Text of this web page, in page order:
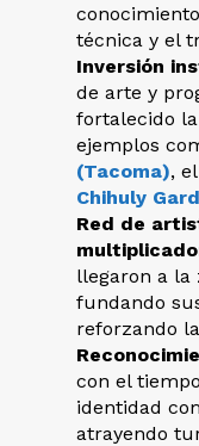
técnica y el
Inversión
de arte y
fortalecido
ejemplos
(Tacoma), el
Chihuly
Red de
llegaron a la
fundando
reforzando
con el
identidad
atrayendo